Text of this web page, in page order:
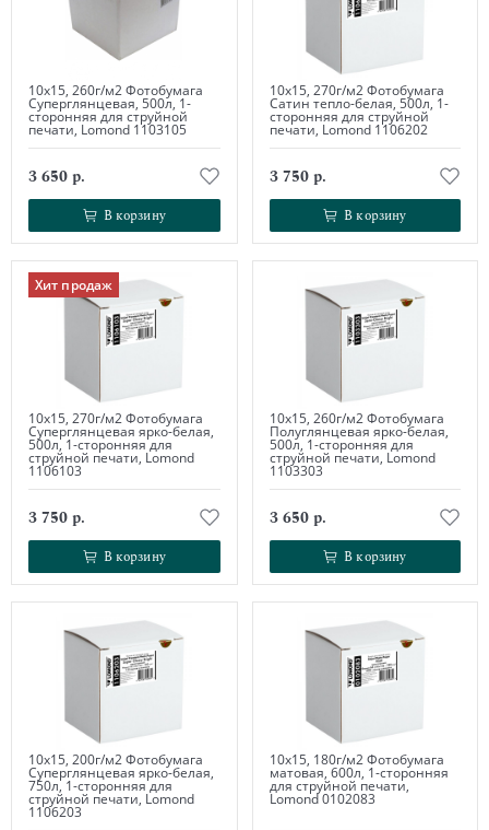
10х15, 260г/м2 Фотобумага
Суперглянцевая, 500л, 1-
сторонняя для струйной
печати, Lomond 1103105
3 650 р.
В корзину
В корзину
10х15, 270г/м2 Фотобумага
Сатин тепло-белая, 500л, 1-
сторонняя для струйной
печати, Lomond 1106202
3 750 р.
В корзину
В корзину
Хит продаж
10х15, 270г/м2 Фотобумага
Суперглянцевая ярко-белая,
500л, 1-сторонняя для
струйной печати, Lomond
1106103
3 750 р.
В корзину
В корзину
10х15, 260г/м2 Фотобумага
Полуглянцевая ярко-белая,
500л, 1-сторонняя для
струйной печати, Lomond
1103303
3 650 р.
В корзину
В корзину
10х15, 200г/м2 Фотобумага
Суперглянцевая ярко-белая,
750л, 1-сторонняя для
струйной печати, Lomond
1106203
10х15, 180г/м2 Фотобумага
матовая, 600л, 1-сторонняя
для струйной печати,
Lomond 0102083